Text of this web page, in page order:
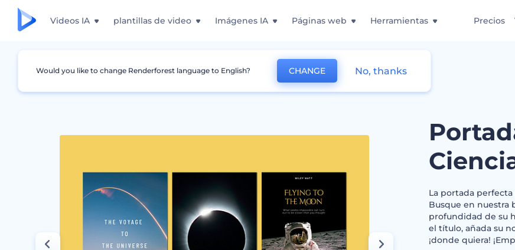
Videos IA plantillas de video Imágenes IA Páginas web Herramientas Precios
Gráficos Portadas de libros Portadas de Libros de Ciencia Ficción
La portada perfecta
Busque en nuestra
profundidad de su
el título, añada su
¡donde quiera!
Would you like to change Renderforest language to English? CHANGE No, thanks